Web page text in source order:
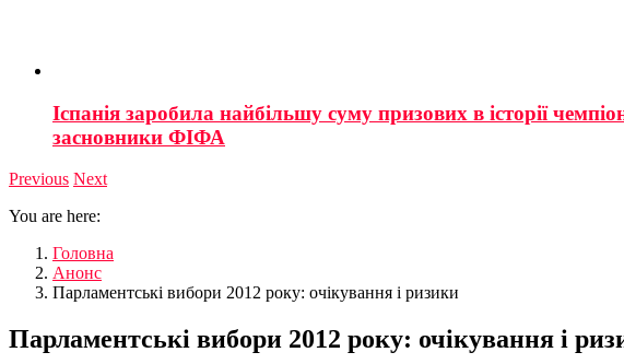
Іспанія заробила найбільшу суму призових в історії
засновники ФІФА
Previous Next
You are here:
Головна
Анонс
Парламентські вибори 2012 року: очікування і ризики
Парламентські вибори 2012 року: очікування і